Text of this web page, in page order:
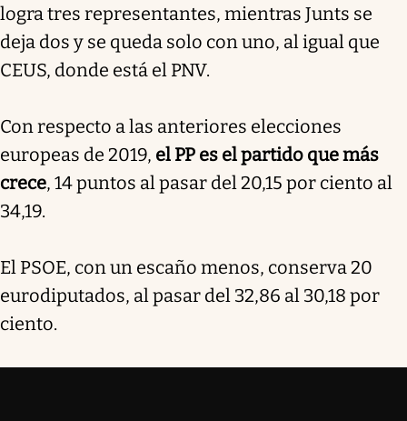
logra tres representantes, mientras Junts se
deja dos y se queda solo con uno, al igual que
CEUS, donde está el PNV.
Con respecto a las anteriores elecciones
europeas de 2019, el PP es el partido que más
crece, 14 puntos al pasar del 20,15 por ciento al
34,19.
El PSOE, con un escaño menos, conserva 20
eurodiputados, al pasar del 32,86 al 30,18 por
ciento.